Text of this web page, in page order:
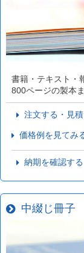
書籍・テキスト・
800ページの製本
注文する・見
価格例を見てみ
納期を確認する
中綴じ冊子